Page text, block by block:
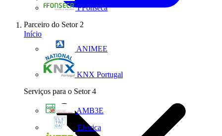
FFonseca
Parceiro do Setor 2
ANIMEE
KNX Portugal
Serviços para o Setor 4
AMB3E
Eletrica
Início